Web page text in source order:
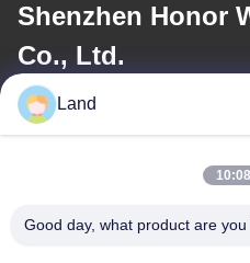
Shenzhen Honor
Co., Ltd.
이메일
Land
Good day, what product are